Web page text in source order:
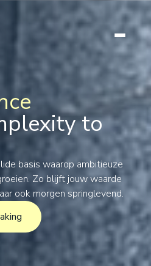
to
basis waarop ambitieuze
Zo blijft jouw waarde
ook morgen springlevend.